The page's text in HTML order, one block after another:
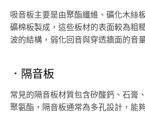
吸音板主要是由聚酯纖維、礦化木絲
礦棉板製成，這些板材的表面較為粗
波的結構，弱化回音與穿透牆面的音
．隔音板
常見的隔音板材質包含矽酸鈣、石膏
聚氨酯，隔音板通常為多孔設計，能